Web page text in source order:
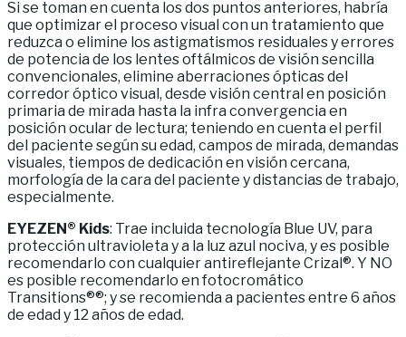
Si se toman en cuenta los dos puntos anteriores, habría
que optimizar el proceso visual con un tratamiento que
reduzca o elimine los astigmatismos residuales y errores
de potencia de los lentes oftálmicos de visión sencilla
convencionales, elimine aberraciones ópticas del
corredor óptico visual, desde visión central en posición
primaria de mirada hasta la infra convergencia en
posición ocular de lectura; teniendo en cuenta el perfil
del paciente según su edad, campos de mirada, demandas
visuales, tiempos de dedicación en visión cercana,
morfología de la cara del paciente y distancias de trabajo,
especialmente.
EYEZEN® Kids: Trae incluida tecnología Blue UV, para
protección ultravioleta y a la luz azul nociva, y es posible
recomendarlo con cualquier antireflejante Crizal®. Y NO
es posible recomendarlo en fotocromático
Transitions®®; y se recomienda a pacientes entre 6 años
de edad y 12 años de edad.